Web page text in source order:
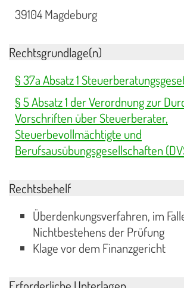
39104 Magdeburg
Rechtsgrundlage(n)
§ 37a Absatz 1
§ 5 Absatz 1 der Verordnung zur
Vorschriften über Steuerberater,
Steuerbevollmächtigte und
Berufsausübungsgesellschaften
Rechtsbehelf
Überdenkungsverfahren, im
Nichtbestehens der Prüfung
Klage vor dem Finanzgericht